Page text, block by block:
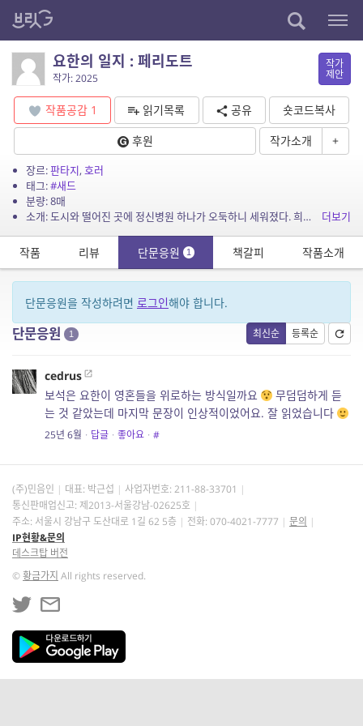
요한의 일지 : 페리도트
작가: 2025
작가
제안
작품공감 1 읽기목록 공유
숏코드복사
후원
작가소개 +
장르:판타지,호러
태그:#새드
분량: 8매
소개: 도시와 떨어진 곳에 정신병원 하나가 오둑하니 세워졌다. 희한하게 그곳은 직원들이 있으나 환자가 없었다. 그곳에서 근무했던 직원 하나가 방송에서 환자는 하나도 없고 병실을 돌아다...
더보기
작품 리뷰 단문응원 1 책갈피 작품소개
단문응원을 작성하려면 로그인해야 합니다.
최신순 등록순
단문응원 1
cedrus
보석은 요한이 영혼들을 위로하는 방식일까요
무덤덤하게 듣
는 것 같았는데 마지막 문장이 인상적이었어요. 잘 읽었습니다
25년 6월 · 답글 · 좋아요 · #
(주)민음인 대표: 박근섭 사업자번호: 211-88-33701
통신판매업신고: 제2013-서울강남-02625호
주소: 서울시 강남구 도산대로 1길 62 5층
전화: 070-4021-7777
문의
IP현황&문의
데스크탑 버전
©황금가지 All rights reserved.